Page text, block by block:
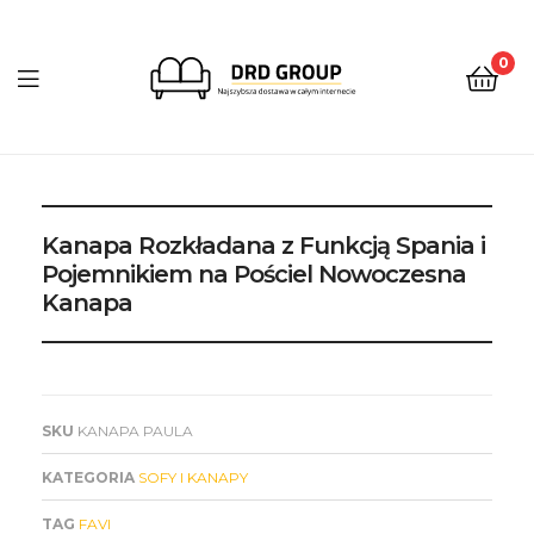
Group
0
Kanapa Rozkładana z Funkcją Spania i
Pojemnikiem na Pościel Nowoczesna
Kanapa
SKU KANAPA PAULA
KATEGORIA SOFY I KANAPY
TAG FAVI